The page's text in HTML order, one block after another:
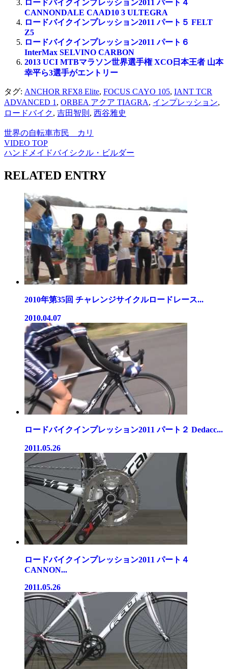
ロードバイクインプレッション2011 パート４
CANNONDALE CAAD10 3 ULTEGRA
ロードバイクインプレッション2011 パート５ FELT
Z5
ロードバイクインプレッション2011 パート６
InterMax SELVINO CARBON
2013 UCI MTBマラソン世界選手権 XCO日本王者 山本
幸平ら3選手がエントリー
タグ: ANCHOR RFX8 Elite, FOCUS CAYO 105, IANT TCR
ADVANCED 1 , ORBEA アクア TIAGRA, インプレッション,
ロードバイク, 吉田智則 , 西谷雅史
世界の自転車市民 カリ
VIDEO TOP
ハンドメイドバイシクル・ビルダー
RELATED ENTRY
2010年第35回 チャレンジサイクルロードレース...
2010.04.07
ロードバイクインプレッション2011 パート２ Dedacc...
2011.05.26
ロードバイクインプレッション2011 パート４
CANNON...
2011.05.26